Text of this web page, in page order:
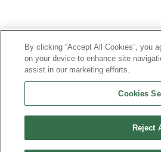
By clicking “Accept All Cookies”, you
on your device to enhance site
assist in our marketing efforts.
Cookies
Reject